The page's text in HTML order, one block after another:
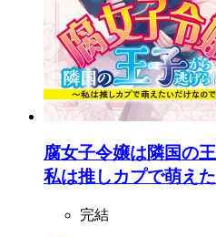
腐女子令嬢は隣国の
私は推しカプで萌え
完結